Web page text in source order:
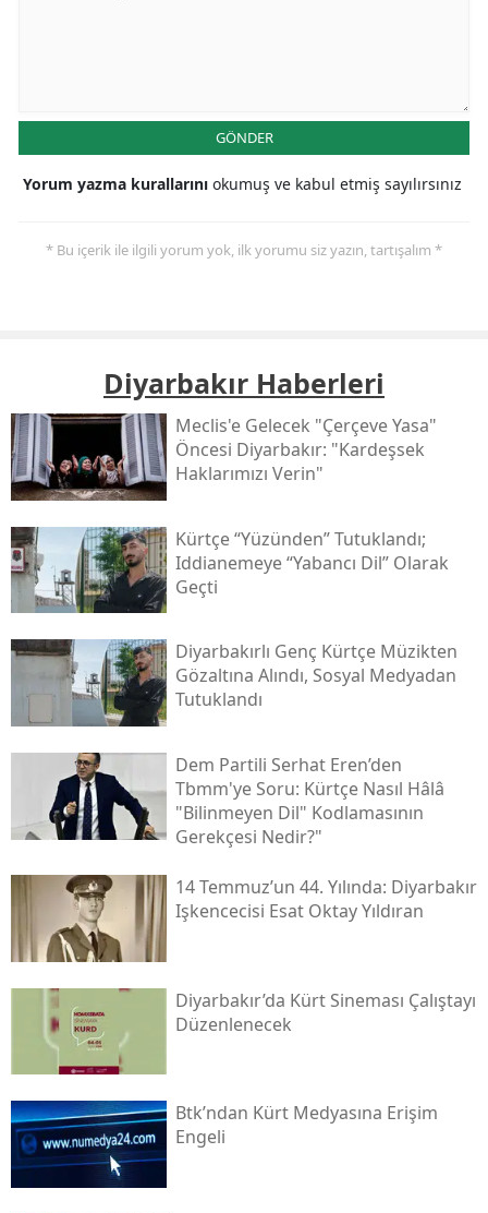
GÖNDER
Yorum yazma kurallarını okumuş ve kabul etmiş sayılırsınız
* Bu içerik ile ilgili yorum yok, ilk yorumu siz yazın, tartışalım *
Diyarbakır Haberleri
Meclis'e Gelecek "çerçeve Yasa"
Öncesi Diyarbakır: "kardeşsek
Haklarımızı Verin"
Kürtçe “yüzünden” Tutuklandı;
Iddianemeye “yabancı Dil” Olarak
Geçti
Diyarbakırlı Genç Kürtçe Müzikten
Gözaltına Alındı, Sosyal Medyadan
Tutuklandı
Dem Partili Serhat Eren’den
Tbmm'ye Soru: Kürtçe Nasıl Hâlâ
"bilinmeyen Dil" Kodlamasının
Gerekçesi Nedir?"
14 Temmuz’un 44. Yılında: Diyarbakır
Işkencecisi Esat Oktay Yıldıran
Diyarbakır’da Kürt Sineması Çalıştayı
Düzenlenecek
Btk’ndan Kürt Medyasına Erişim
Engeli